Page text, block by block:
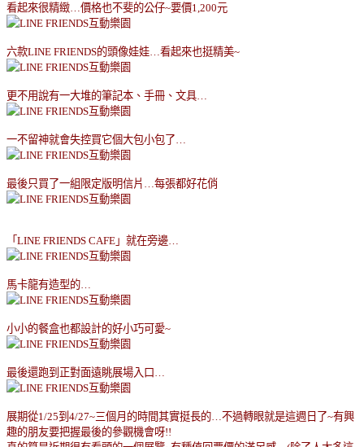
看起來很精緻 價格也不斐的公仔~要價1,200元
六款LINE FRIENDS的頭像娃娃 看起來也挺精美~
更不用說有一大堆的筆記本、手冊、文具
一不留神就會失控買它個大包小包了
最後只買了一組限定版明信片 …每張都好花俏
「 LINE FRIENDS CAFE 」就在旁邊
馬卡龍有造型的
小小的餐盒也都設計的好小巧可愛~
最後還跑到正對面遠眺展場入口
展期從1/25到 4/27~三個月的時間其實挺長的 不過轉眼就是這週日了~有興
趣的朋友要把握最後的參觀機會呀!!